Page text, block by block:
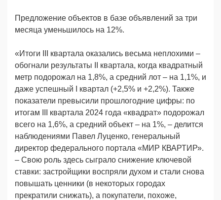
Предложение объектов в базе объявлений за три
месяца уменьшилось на 12%.
«Итоги III квартала оказались весьма неплохими –
обогнали результаты II квартала, когда квадратный
метр подорожал на 1,8%, а средний лот – на 1,1%, и
даже успешный I квартал (+2,5% и +2,2%). Также
показатели превысили прошлогодние цифры: по
итогам III квартала 2024 года «квадрат» подорожал
всего на 1,6%, а средний объект – на 1%, – делится
наблюдениями Павел Луценко, генеральный
директор федерального портала «МИР КВАРТИР».
– Свою роль здесь сыграло снижение ключевой
ставки: зaстройщики воспряли духом и стали снова
повышать ценники (в некоторых городах
прекратили снижать), а покупатели, похоже,